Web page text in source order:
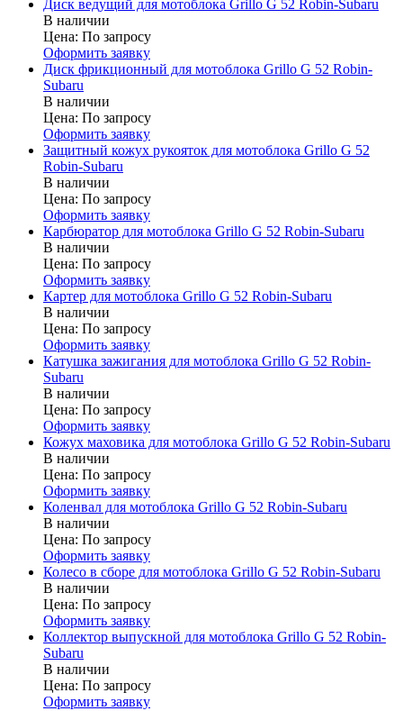
Диск ведущий для мотоблока Grillo G 52 Robin-Subaru
В наличии
Цена: По запросу
Оформить заявку
Диск фрикционный для мотоблока Grillo G 52 Robin-
Subaru
В наличии
Цена: По запросу
Оформить заявку
Защитный кожух рукояток для мотоблока Grillo G 52
Robin-Subaru
В наличии
Цена: По запросу
Оформить заявку
Карбюратор для мотоблока Grillo G 52 Robin-Subaru
В наличии
Цена: По запросу
Оформить заявку
Картер для мотоблока Grillo G 52 Robin-Subaru
В наличии
Цена: По запросу
Оформить заявку
Катушка зажигания для мотоблока Grillo G 52 Robin-
Subaru
В наличии
Цена: По запросу
Оформить заявку
Кожух маховика для мотоблока Grillo G 52 Robin-Subaru
В наличии
Цена: По запросу
Оформить заявку
Коленвал для мотоблока Grillo G 52 Robin-Subaru
В наличии
Цена: По запросу
Оформить заявку
Колесо в сборе для мотоблока Grillo G 52 Robin-Subaru
В наличии
Цена: По запросу
Оформить заявку
Коллектор выпускной для мотоблока Grillo G 52 Robin-
Subaru
В наличии
Цена: По запросу
Оформить заявку